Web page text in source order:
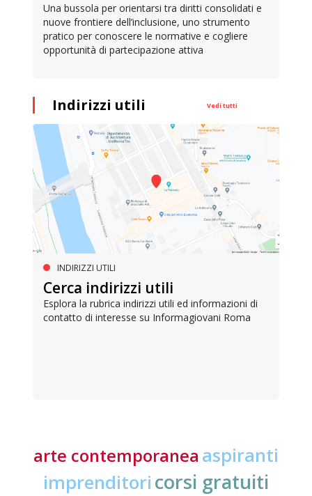
Una bussola per orientarsi tra diritti consolidati e
nuove frontiere dell’inclusione, uno strumento
pratico per conoscere le normative e cogliere
opportunità di partecipazione attiva
Indirizzi utili Vedi tutti
INDIRIZZI UTILI
Cerca indirizzi utili
Esplora la rubrica indirizzi utili ed informazioni di
contatto di interesse su Informagiovani Roma
arte contemporanea aspiranti
imprenditori corsi gratuiti